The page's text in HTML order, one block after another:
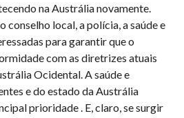
na Austrália novamente.
conselho local, a polícia, a saúde e
para garantir que o
com as diretrizes atuais
Ocidental. A saúde e
e do estado da Austrália
prioridade . E, claro, se surgir